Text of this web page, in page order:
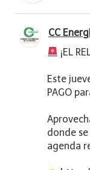
CC
¡EL
Este
PAGO
donde
agenda